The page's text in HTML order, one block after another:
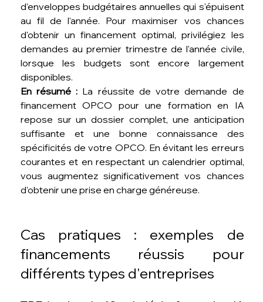
d'enveloppes budgétaires annuelles qui s'épuisent
au fil de l'année. Pour maximiser vos chances
d'obtenir un financement optimal, privilégiez les
demandes au premier trimestre de l'année civile,
lorsque les budgets sont encore largement
disponibles.
En résumé : La réussite de votre demande de
financement OPCO pour une formation en IA
repose sur un dossier complet, une anticipation
suffisante et une bonne connaissance des
spécificités de votre OPCO. En évitant les erreurs
courantes et en respectant un calendrier optimal,
vous augmentez significativement vos chances
d'obtenir une prise en charge généreuse.
Cas pratiques : exemples de
financements réussis pour
différents types d'entreprises